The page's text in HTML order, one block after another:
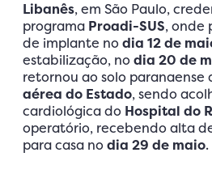
Libanês, em São Paulo,
programa Proadi-SUS, onde
de implante nodia 12 de
estabilização, nodia 20 de
retornou ao solo paranaense
aérea do Estado, sendo
cardiológica do Hospital do
operatório, recebendo alta
para casa nodia 29 de maio.